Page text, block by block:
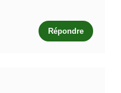
Répondre